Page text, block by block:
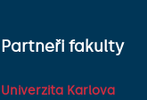
Partneři fakulty
Univerzita Karlova